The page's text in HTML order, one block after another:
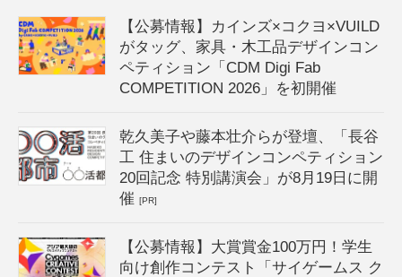
【公募情報】カインズ×コクヨ×VUILD
がタッグ、家具・木工品デザインコン
ペティション「CDM Digi Fab
COMPETITION 2026」を初開催
乾久美子や藤本壮介らが登壇、「長谷
工 住まいのデザインコンペティション
20回記念 特別講演会」が8月19日に開
催[PR]
【公募情報】大賞賞金100万円！学生
向け創作コンテスト「サイゲームス ク